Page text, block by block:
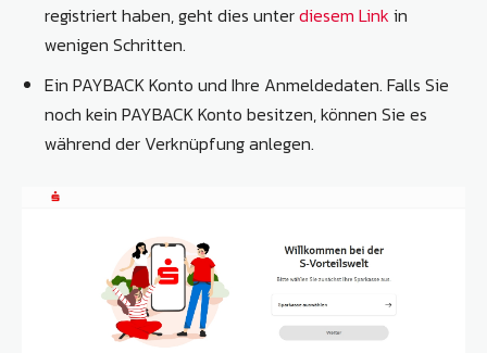
registriert haben, geht dies unterdiesem Link in
wenigen Schritten.
Ein PAYBACK Konto und Ihre Anmeldedaten. Falls Sie
noch kein PAYBACK Konto besitzen, können Sie es
während der Verknüpfung anlegen.